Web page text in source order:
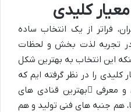
فراتر از یک انتخاب ساده
تجربه لذت بخش و لحظات
این انتخاب به بهترین شکل
را در نظر گرفته ایم که
و معرفی
بهترین قنادی های
هم جنبه های فنی تولید و هم